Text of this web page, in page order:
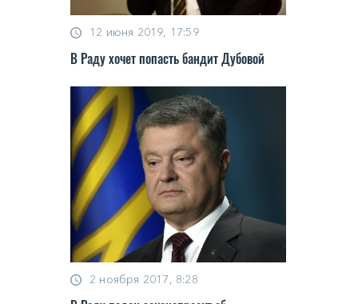
12 июня 2019, 17:59
В Раду хочет попасть бандит Дубовой
2 ноября 2017, 8:28